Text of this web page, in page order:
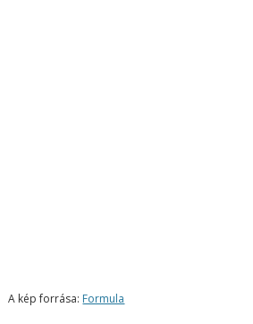
A kép forrása: Formula